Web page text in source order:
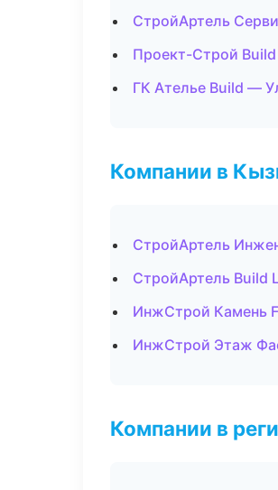
СтройАртель
Проект-Строй
ГК Ателье Build —
Компании в
СтройАртель
СтройАртель Build
ИнжСтрой Камень
ИнжСтрой Этаж
Компании в